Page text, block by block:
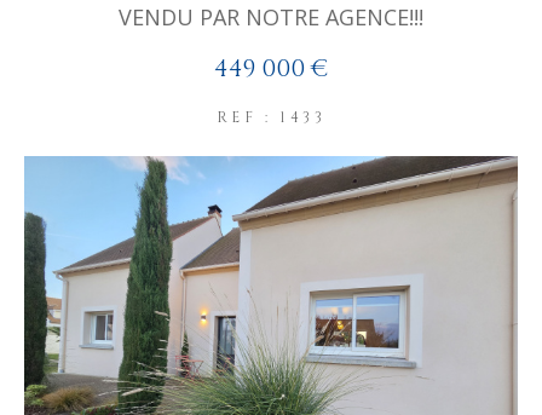
VENDU PAR NOTRE AGENCE!!!
449 000 €
REF : 1433